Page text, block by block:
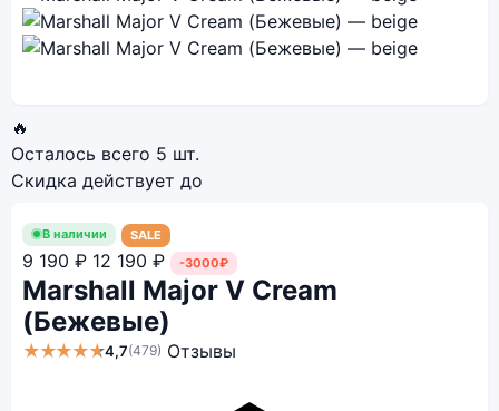
🔥
Осталось всего 5 шт.
Скидка действует до
В наличии SALE
9 190 ₽ 12 190 ₽ -3000₽
Marshall Major V Cream
(Бежевые)
★★★★★4,7(479) Отзывы